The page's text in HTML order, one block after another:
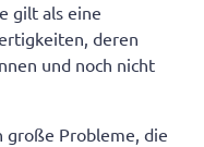
gilt als eine
deren
und noch nicht
große Probleme, die